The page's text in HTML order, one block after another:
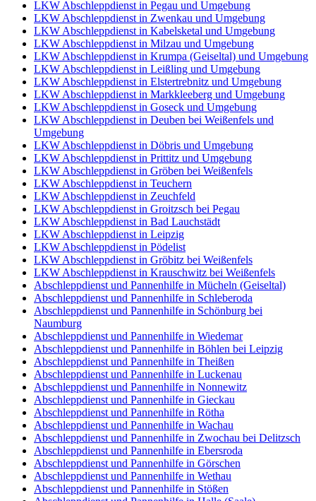
LKW Abschleppdienst in Pegau und Umgebung
LKW Abschleppdienst in Zwenkau und Umgebung
LKW Abschleppdienst in Kabelsketal und Umgebung
LKW Abschleppdienst in Milzau und Umgebung
LKW Abschleppdienst in Krumpa (Geiseltal) und Umgebung
LKW Abschleppdienst in Leißling und Umgebung
LKW Abschleppdienst in Elstertrebnitz und Umgebung
LKW Abschleppdienst in Markkleeberg und Umgebung
LKW Abschleppdienst in Goseck und Umgebung
LKW Abschleppdienst in Deuben bei Weißenfels und
Umgebung
LKW Abschleppdienst in Döbris und Umgebung
LKW Abschleppdienst in Prittitz und Umgebung
LKW Abschleppdienst in Gröben bei Weißenfels
LKW Abschleppdienst in Teuchern
LKW Abschleppdienst in Zeuchfeld
LKW Abschleppdienst in Groitzsch bei Pegau
LKW Abschleppdienst in Bad Lauchstädt
LKW Abschleppdienst in Leipzig
LKW Abschleppdienst in Pödelist
LKW Abschleppdienst in Gröbitz bei Weißenfels
LKW Abschleppdienst in Krauschwitz bei Weißenfels
Abschleppdienst und Pannenhilfe in Mücheln (Geiseltal)
Abschleppdienst und Pannenhilfe in Schleberoda
Abschleppdienst und Pannenhilfe in Schönburg bei
Naumburg
Abschleppdienst und Pannenhilfe in Wiedemar
Abschleppdienst und Pannenhilfe in Böhlen bei Leipzig
Abschleppdienst und Pannenhilfe in Theißen
Abschleppdienst und Pannenhilfe in Luckenau
Abschleppdienst und Pannenhilfe in Nonnewitz
Abschleppdienst und Pannenhilfe in Gieckau
Abschleppdienst und Pannenhilfe in Rötha
Abschleppdienst und Pannenhilfe in Wachau
Abschleppdienst und Pannenhilfe in Zwochau bei Delitzsch
Abschleppdienst und Pannenhilfe in Ebersroda
Abschleppdienst und Pannenhilfe in Görschen
Abschleppdienst und Pannenhilfe in Wethau
Abschleppdienst und Pannenhilfe in Stößen